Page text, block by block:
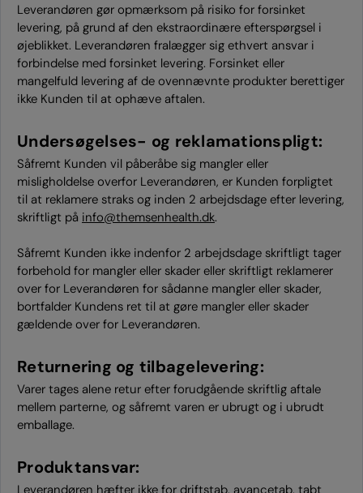
Leverandøren gør opmærksom på risiko for forsinket
levering, på grund af den ekstraordinære efterspørgsel i
øjeblikket. Leverandøren fralægger sig ethvert ansvar i
forbindelse med forsinket levering. Forsinket eller
mangelfuld levering af de ovennævnte produkter berettiger
ikke Kunden til at ophæve aftalen.
Undersøgelses- og reklamationspligt:
Såfremt Kunden vil påberåbe sig mangler eller
misligholdelse overfor Leverandøren, er Kunden forpligtet
til at reklamere straks og inden 2 arbejdsdage efter levering,
skriftligt på info@themsenhealth.dk.
Såfremt Kunden ikke indenfor 2 arbejdsdage skriftligt tager
forbehold for mangler eller skader eller skriftligt reklamerer
over for Leverandøren for sådanne mangler eller skader,
bortfalder Kundens ret til at gøre mangler eller skader
gældende over for Leverandøren.
Returnering og tilbagelevering:
Varer tages alene retur efter forudgående skriftlig aftale
mellem parterne, og såfremt varen er ubrugt og i ubrudt
emballage.
Produktansvar:
Leverandøren hæfter ikke for driftstab, avancetab, tabt